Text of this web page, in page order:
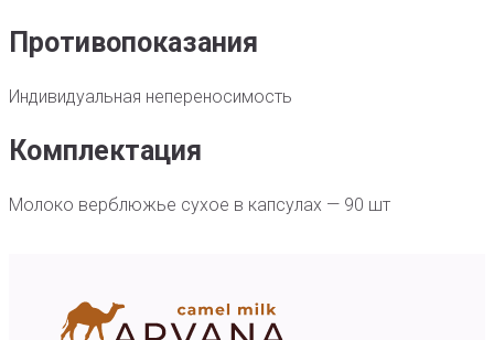
Противопоказания
Индивидуальная непереносимость
Комплектация
Молоко верблюжье сухое в капсулах — 90 шт